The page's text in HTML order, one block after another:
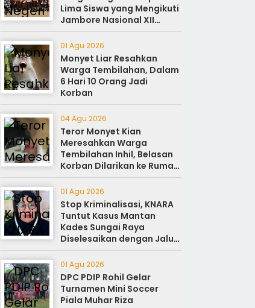
Lima Siswa yang Mengikuti
Jambore Nasional XII
Cibubur Jakarta
01 Agu 2026
Monyet Liar Resahkan
Warga Tembilahan, Dalam
6 Hari 10 Orang Jadi
Korban
04 Agu 2026
Teror Monyet Kian
Meresahkan Warga
Tembilahan Inhil, Belasan
Korban Dilarikan ke Rumah
Sakit
01 Agu 2026
Stop Kriminalisasi, KNARA
Tuntut Kasus Mantan
Kades Sungai Raya
Diselesaikan dengan Jalur
Reforma Agraria
01 Agu 2026
DPC PDIP Rohil Gelar
Turnamen Mini Soccer
Piala Muhar Riza